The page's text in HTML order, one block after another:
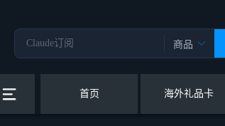
商品
首页 海外礼品卡